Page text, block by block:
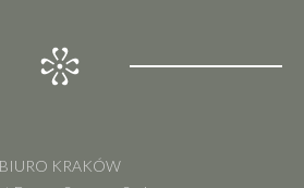
BIURO KRAKÓW